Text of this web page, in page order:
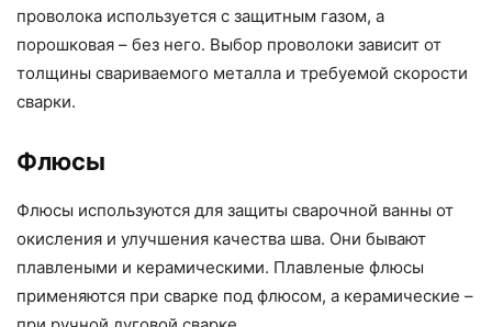
проволока используется с защитным газом, а
порошковая – без него. Выбор проволоки зависит от
толщины свариваемого металла и требуемой скорости
сварки.
Флюсы
Флюсы используются для защиты сварочной ванны от
окисления и улучшения качества шва. Они бывают
плавлеными и керамическими. Плавленые флюсы
применяются при сварке под флюсом, а керамические –